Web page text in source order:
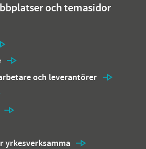
och temasidor
och leverantörer
yrkesverksamma